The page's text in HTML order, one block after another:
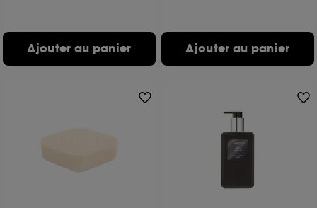
Ajouter au panier Ajouter au panier